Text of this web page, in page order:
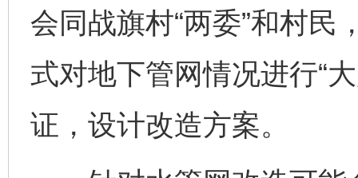
会同战旗村“两委”和村
式对地下管网情况进行“
证，设计改造方案。